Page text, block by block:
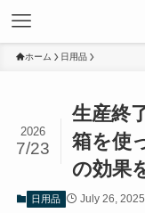
ホーム 日用品
生産終
箱を使
の効果
2026
7/23
日用品 July 26, 2025